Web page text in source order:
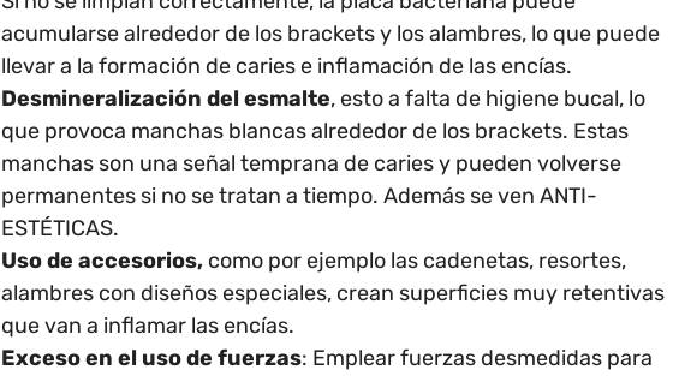
acumularse alrededor de los brackets y los alambres, lo que puede
llevar a la formación de caries e inflamación de las encías.
Desmineralización del esmalte, esto a falta de higiene bucal, lo
que provoca manchas blancas alrededor de los brackets. Estas
manchas son una señal temprana de caries y pueden volverse
permanentes si no se tratan a tiempo. Además se ven ANTI-
ESTÉTICAS.
Uso de accesorios, como por ejemplo las cadenetas, resortes,
alambres con diseños especiales, crean superficies muy retentivas
que van a inflamar las encías.
Exceso en el uso de fuerzas: Emplear fuerzas desmedidas para